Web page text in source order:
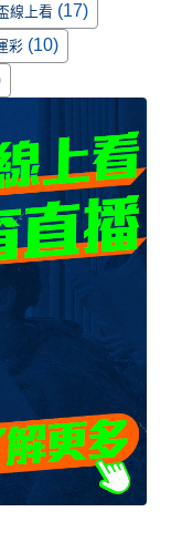
線上看 (17)
彩 (10)